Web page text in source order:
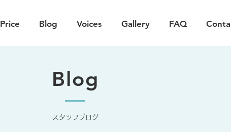
Price Blog Voices Gallery FAQ
Blog
スタッフブログ